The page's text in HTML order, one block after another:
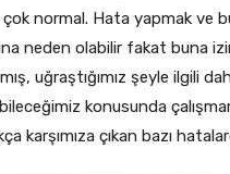
normal. Hata yapmak ve
neden olabilir fakat buna
uğraştığımız şeyle ilgili
konusunda
karşımıza çıkan bazı